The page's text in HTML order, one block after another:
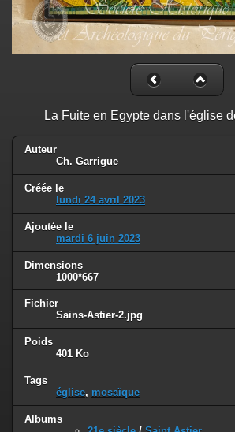
La Fuite en Egypte dans l'église
Auteur
Ch. Garrigue
Créée le
lundi 24 avril 2023
Ajoutée le
mardi 6 juin 2023
Dimensions
1000*667
Fichier
Sains-Astier-2.jpg
Poids
401 Ko
Tags
église, mosaïque
Albums